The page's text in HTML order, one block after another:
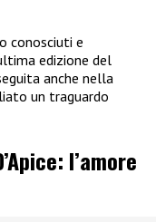
conosciuti e
edizione del
anche nella
un traguardo
l’amore